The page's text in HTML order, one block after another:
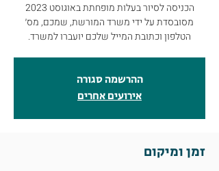
הכניסה לסיור בעלות מופחתת באוגוסט 2023
מסובסדת על ידי משרד המורשת, שמכם, מס׳
הטלפון וכתובת המייל שלכם יועברו למשרד.
ההרשמה סגורה
אירועים אחרים
זמן ומיקום